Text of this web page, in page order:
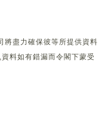
將盡力確保彼等所提供資料
料如有錯漏而令閣下蒙受